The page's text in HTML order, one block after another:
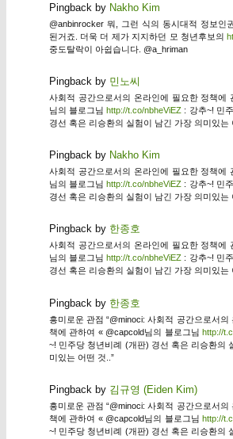
Pingback by Nakho Kim
@anbinrocker 뭐, 그런 식의 동시대적 정보인
된거죠. 더욱 더 제가 지지하던 모 청년후보의
중도탈락이 아쉽습니다. @a_hriman
Pingback by 민노씨
사회적 공간으로서의 온라인에 필요한 정책에
님의 블로그님http://t.co/nbheViEZ : 강추~! 민
경선 혹은 리승환의 실험이 남긴 가장 의미있는
Pingback by Nakho Kim
사회적 공간으로서의 온라인에 필요한 정책에
님의 블로그님http://t.co/nbheViEZ : 강추~! 민
경선 혹은 리승환의 실험이 남긴 가장 의미있는
Pingback by 한종호
사회적 공간으로서의 온라인에 필요한 정책에
님의 블로그님 http://t.co/nbheViEZ : 강추~! 민
경선 혹은 리승환의 실험이 남긴 가장 의미있
Pingback by 한종호
흥미로운 관점 “@minoci: 사회적 공간으로서의
책에 관하여 « @capcold님의 블로그님http://
~! 민주당 청년비례 (개판) 경선 혹은 리승환의
미있는 어떤 것..”
Pingback by 김규영 (Eiden Kim)
흥미로운 관점 “@minoci: 사회적 공간으로서의
책에 관하여 « @capcold님의 블로그님http://
~! 민주당 청년비례 (개판) 경선 혹은 리승환의